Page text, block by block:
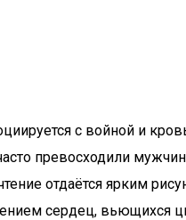
с войной и
превосходили
отдаётся ярким
сердец,